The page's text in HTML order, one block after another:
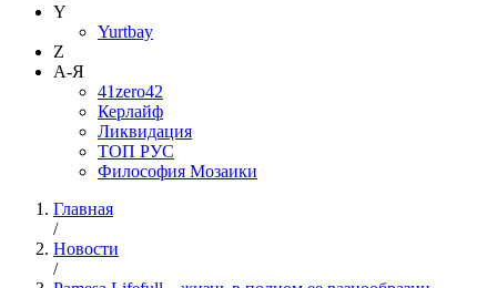
Y
Yurtbay
Z
А-Я
41zero42
Керлайф
Ликвидация
ТОП РУС
Философия Мозаики
Главная
/
Новости
/